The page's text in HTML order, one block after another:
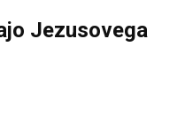
Jezusovega